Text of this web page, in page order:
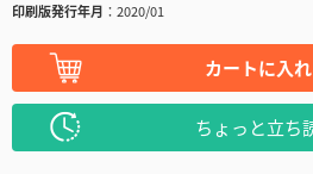
印刷版発行年月
2020/01
カートに入
ちょっと立ち